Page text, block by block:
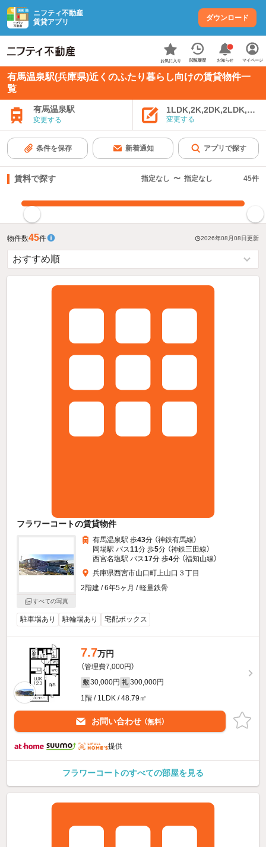
ニフティ不動産
賃貸アプリ
ダウンロード
お気に入り 閲覧履歴 お知らせ マイページ
有馬温泉駅(兵庫県)近くのふたり暮らし向けの賃貸物件一
覧
有馬温泉駅
変更する 変更する
条件を保存 新着通知 アプリで探す
賃料で探す 指定なし 〜 指定なし 45件
物件数45件 2026年08月08日更新
フラワーコートの賃貸物件
すべての写真
有馬温泉駅 歩43分 （神鉄有馬線）
岡場駅 バス11分 歩5分 （神鉄三田線）
西宮名塩駅 バス17分 歩4分 （福知山線）
兵庫県西宮市山口町上山口３丁目
2階建 / 6年5ヶ月 / 軽量鉄骨
駐車場あり 駐輪場あり 宅配ボックス
7.7万円
（管理費7,000円）
敷 30,000円 礼 300,000円
1階 / 1LDK / 48.79㎡
お問い合わせ （無料）
提供
フラワーコートのすべての部屋を見る